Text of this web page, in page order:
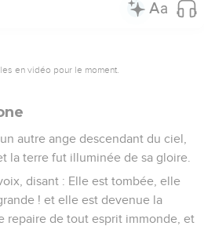
en vidéo pour le moment.
autre ange descendant du ciel,
la terre fut illuminée de sa gloire.
disant : Elle est tombée, elle
! et elle est devenue la
repaire de tout esprit immonde, et